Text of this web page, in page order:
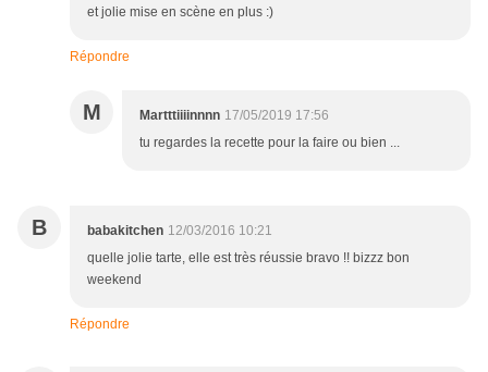
et jolie mise en scène en plus :)
Répondre
M Martttiiiinnnn 17/05/2019 17:56
tu regardes la recette pour la faire ou bien ...
B babakitchen 12/03/2016 10:21
quelle jolie tarte, elle est très réussie bravo !! bizzz bon
weekend
Répondre